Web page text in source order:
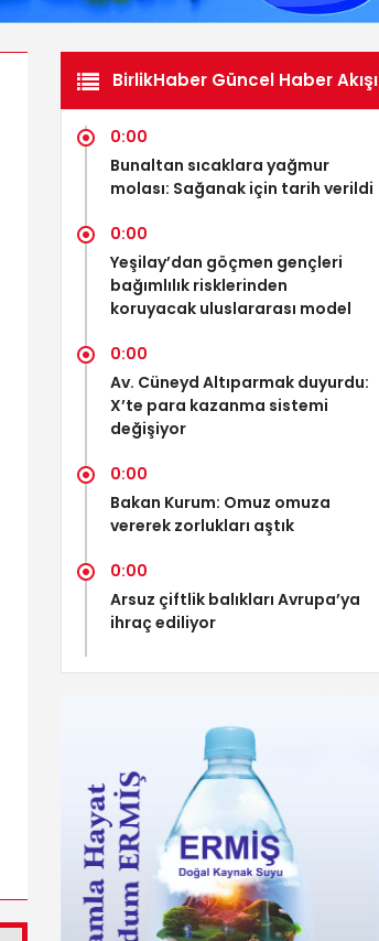
BirlikHaber Güncel Haber Akışı
0:00
Bunaltan sıcaklara yağmur
molası: Sağanak için tarih verildi
0:00
Yeşilay’dan göçmen gençleri
bağımlılık risklerinden
koruyacak uluslararası model
0:00
Av. Cüneyd Altıparmak duyurdu:
X’te para kazanma sistemi
değişiyor
0:00
Bakan Kurum: Omuz omuza
vererek zorlukları aştık
0:00
Arsuz çiftlik balıkları Avrupa’ya
ihraç ediliyor